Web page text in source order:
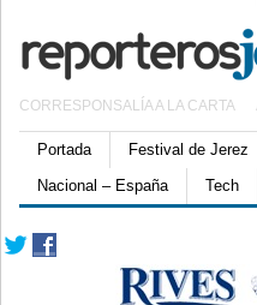
CORRESPONSALÍA A LA CARTA
Portada Festival de Jerez
Nacional – España
Tech